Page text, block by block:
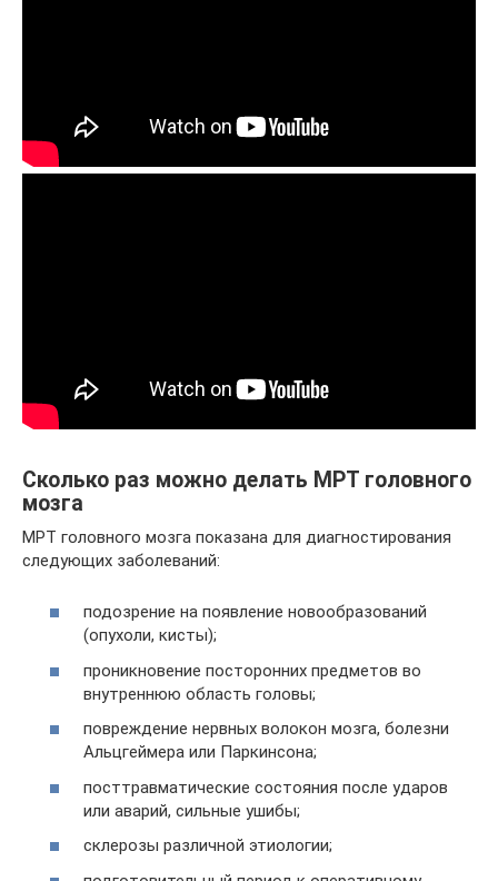
Сколько раз можно делать МРТ головного
мозга
МРТ головного мозга показана для диагностирования
следующих заболеваний:
подозрение на появление новообразований
(опухоли, кисты);
проникновение посторонних предметов во
внутреннюю область головы;
повреждение нервных волокон мозга, болезни
Альцгеймера или Паркинсона;
посттравматические состояния после ударов
или аварий, сильные ушибы;
склерозы различной этиологии;